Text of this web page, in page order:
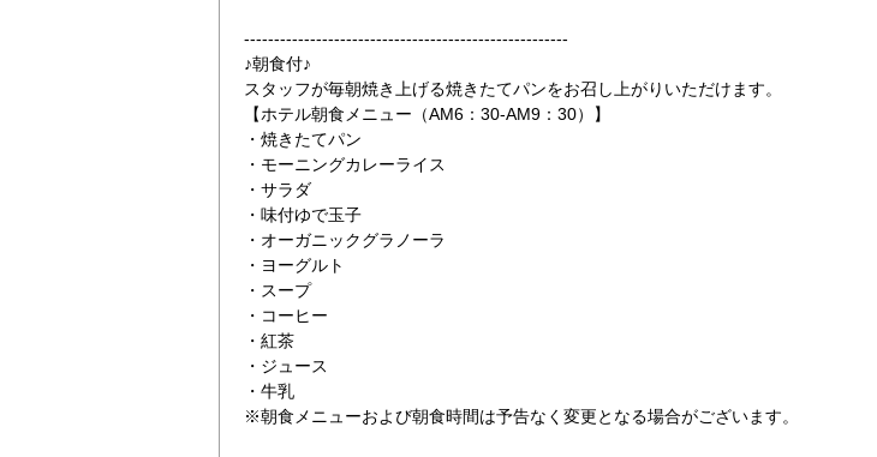
------------------------------------------------------
♪朝食付♪
スタッフが毎朝焼き上げる焼きたてパンをお召し上がりいただけます。
【ホテル朝食メニュー（AM6：30-AM9：30）】
・焼きたてパン
・モーニングカレーライス
・サラダ
・味付ゆで玉子
・オーガニックグラノーラ
・ヨーグルト
・スープ
・コーヒー
・紅茶
・ジュース
・牛乳
※朝食メニューおよび朝食時間は予告なく変更となる場合がございます。
玄関でございます。いらっしゃいませ。